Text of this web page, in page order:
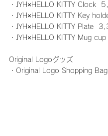
・JYH×HELLO KITTY Clock
・JYH×HELLO KITTY Key
・JYH×HELLO KITTY Plate
・JYH×HELLO KITTY Mug
Original Logoグッズ
・Original Logo Shopping